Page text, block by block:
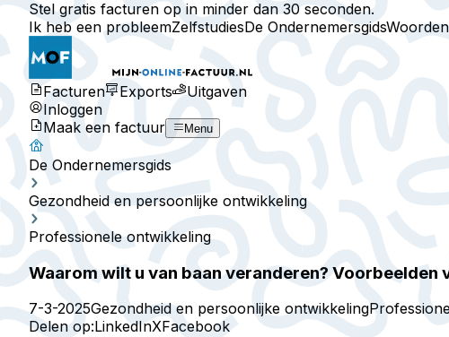
Stel gratis facturen op in minder dan 30 seconden.
Ik heb een probleemZelfstudiesDe Ondernemersgids
Facturen Exports
Uitgaven
Inloggen
Maak een factuur
Menu
De Ondernemersgids
Gezondheid en persoonlijke ontwikkeling
Professionele ontwikkeling
Waarom wilt u van baan veranderen?
7-3-2025Gezondheid en persoonlijke ontwikkeling
Delen op:LinkedInXFacebook